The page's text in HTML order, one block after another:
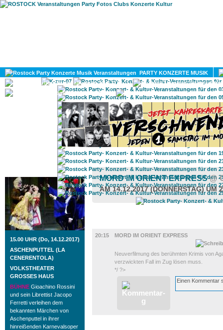
PARTY KONZERTE MUSIK
KULTUR
GAY
ROSTOCK TAGESTIPP
15.00 UHR (Do, 14.12.2017)
ASCHENPUTTEL (LA
CENERENTOLA)
VOLKSTHEATER
GROSSES HAUS
BÜHNE Gioachino Rossini
und sein Librettist Jacopo
Ferretti verleihen dem
bekannten Märchen von
Aschenputtel in ihrer
hinreißenden Karnevalsoper
MORD IM ORIENT EXPRESS@
AM 14.12.2017 (DONNERSTAG) UM
20:15
MORD IM ORIENT EXPRESS
Neuverfilmung des berühmten Krimis von
verzwickten Fall im Zug lösen muss.
*/ ?>